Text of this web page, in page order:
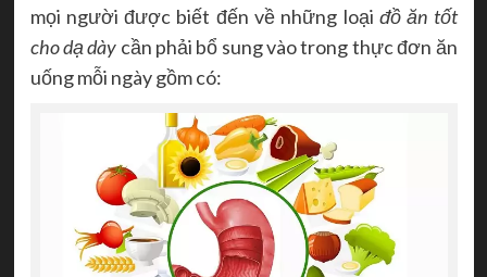
mọi người được biết đến về những loại đồ ăn tốt
cho dạ dày cần phải bổ sung vào trong thực đơn ăn
uống mỗi ngày gồm có: